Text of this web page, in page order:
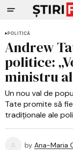
POLITICĂ
Andrew
politice:
ministru
Un nou val de
Tate promite să
tradiționale ale
by Ana-Maria